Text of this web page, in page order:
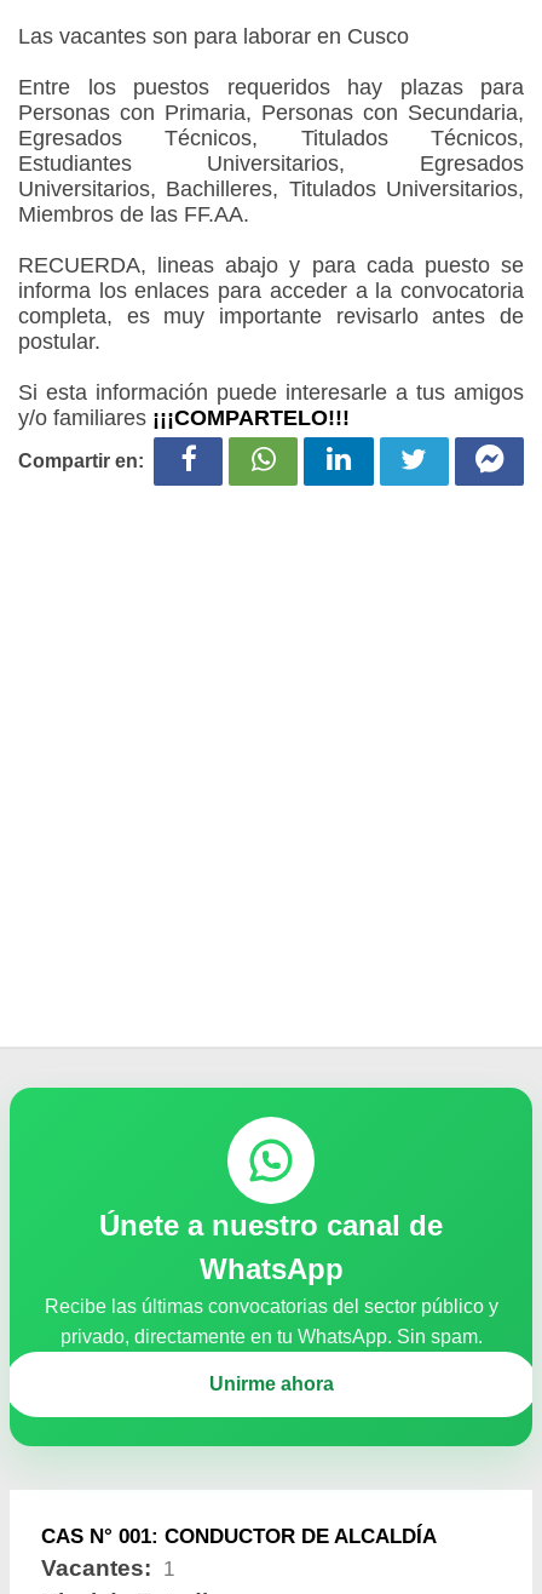
Las vacantes son para laborar en Cusco
Entre los puestos requeridos hay plazas para
Personas con Primaria, Personas con Secundaria,
Egresados Técnicos, Titulados Técnicos,
Estudiantes Universitarios, Egresados
Universitarios, Bachilleres, Titulados Universitarios,
Miembros de las FF.AA.
RECUERDA, lineas abajo y para cada puesto se
informa los enlaces para acceder a la convocatoria
completa, es muy importante revisarlo antes de
postular.
Si esta información puede interesarle a tus amigos
y/o familiares ¡¡¡COMPARTELO!!!
Compartir en:
Únete a nuestro canal de
WhatsApp
Recibe las últimas convocatorias del sector público y
privado, directamente en tu WhatsApp. Sin spam.
Unirme ahora
CAS N° 001: CONDUCTOR DE ALCALDÍA
Vacantes: 1